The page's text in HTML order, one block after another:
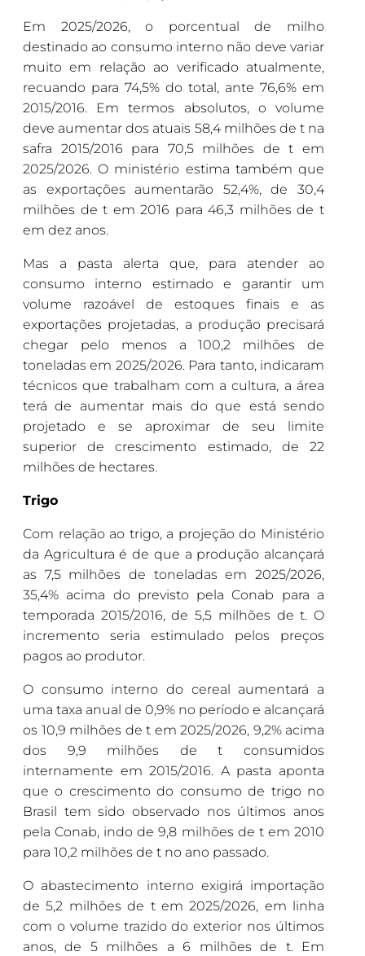
Em 2025/2026, o porcentual de milho
destinado ao consumo interno não deve variar
muito em relação ao verificado atualmente,
recuando para 74,5% do total, ante 76,6% em
2015/2016. Em termos absolutos, o volume
deve aumentar dos atuais 58,4 milhões de t na
safra 2015/2016 para 70,5 milhões de t em
2025/2026. O ministério estima também que
as exportações aumentarão 52,4%, de 30,4
milhões de t em 2016 para 46,3 milhões de t
em dez anos.
Mas a pasta alerta que, para atender ao
consumo interno estimado e garantir um
volume razoável de estoques finais e as
exportações projetadas, a produção precisará
chegar pelo menos a 100,2 milhões de
toneladas em 2025/2026. Para tanto, indicaram
técnicos que trabalham com a cultura, a área
terá de aumentar mais do que está sendo
projetado e se aproximar de seu limite
superior de crescimento estimado, de 22
milhões de hectares.
Trigo
Com relação ao trigo, a projeção do Ministério
da Agricultura é de que a produção alcançará
as 7,5 milhões de toneladas em 2025/2026,
35,4% acima do previsto pela Conab para a
temporada 2015/2016, de 5,5 milhões de t. O
incremento seria estimulado pelos preços
pagos ao produtor.
O consumo interno do cereal aumentará a
uma taxa anual de 0,9% no período e alcançará
os 10,9 milhões de t em 2025/2026, 9,2% acima
dos 9,9 milhões de t consumidos
internamente em 2015/2016. A pasta aponta
que o crescimento do consumo de trigo no
Brasil tem sido observado nos últimos anos
pela Conab, indo de 9,8 milhões de t em 2010
para 10,2 milhões de t no ano passado.
O abastecimento interno exigirá importação
de 5,2 milhões de t em 2025/2026, em linha
com o volume trazido do exterior nos últimos
anos, de 5 milhões a 6 milhões de t. Em